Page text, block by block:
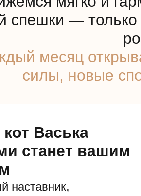
спешки —
месяц
силы, новые
Васька
станет вашим
наставник,